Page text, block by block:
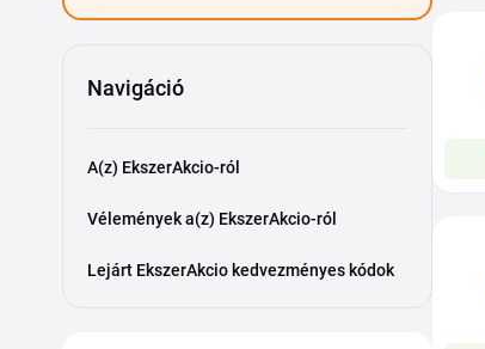
Navigáció
A(z) EkszerAkcio-ról
Vélemények a(z) EkszerAkcio-ról
Lejárt EkszerAkcio kedvezményes kódok